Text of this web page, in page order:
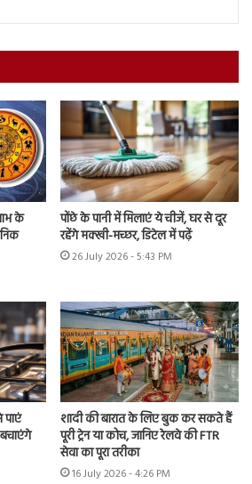
के
पोंछे के पानी में मिलाएं ये चीजें, घर से दूर
रहेंगे मक्खी-मच्छर, डिटेल में पढ़ें
26 July 2026 - 5:43 PM
शादी की बारात के लिए बुक कर सकते हैं
पूरी ट्रेन या कोच, जानिए रेलवे की FTR
सेवा का पूरा तरीका
16 July 2026 - 4:26 PM